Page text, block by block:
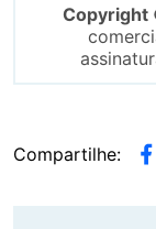
Copyright
Compartilhe: